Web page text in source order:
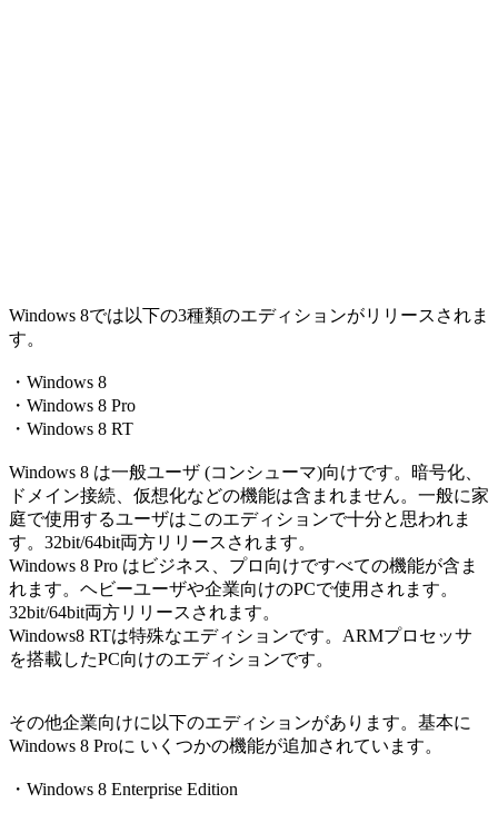
Windows 8では以下の3種類のエディションがリリースされま
す。
・Windows 8
・Windows 8 Pro
・Windows 8 RT
Windows 8 は一般ユーザ (コンシューマ)向けです。暗号化、
ドメイン接続、仮想化などの機能は含まれません。一般に家
庭で使用するユーザはこのエディションで十分と思われま
す。32bit/64bit両方リリースされます。
Windows 8 Pro はビジネス、プロ向けですべての機能が含ま
れます。ヘビーユーザや企業向けのPCで使用されます。
32bit/64bit両方リリースされます。
Windows8 RTは特殊なエディションです。ARMプロセッサ
を搭載したPC向けのエディションです。
その他企業向けに以下のエディションがあります。基本に
Windows 8 Proに いくつかの機能が追加されています。
・Windows 8 Enterprise Edition